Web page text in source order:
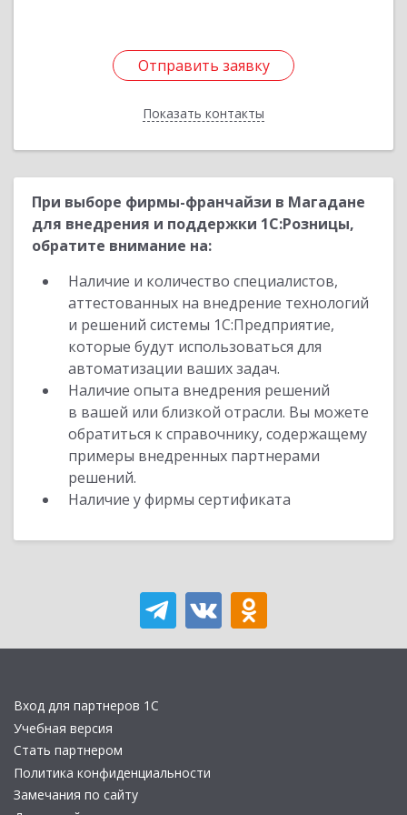
Отправить заявку
Показать контакты
Отправить заявку
Назад
При выборе фирмы-франчайзи в Магадане
для внедрения и поддержки 1С:Розницы,
обратите внимание на:
Наличие и количество специалистов,
аттестованных на внедрение технологий
и решений системы 1С:Предприятие,
которые будут использоваться для
автоматизации ваших задач.
Наличие опыта внедрения решений
в вашей или близкой отрасли. Вы можете
обратиться к справочнику, содержащему
примеры внедренных партнерами
решений.
Наличие у фирмы сертификата
Вход для партнеров 1С
Учебная версия
Стать партнером
Политика конфиденциальности
Замечания по сайту